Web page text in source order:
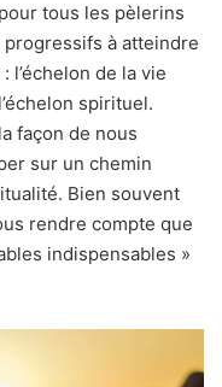
tous les pèlerins
progressifs à atteindre
l’échelon de la vie
spirituel.
façon de nous
sur un chemin
Bien souvent
rendre compte que
indispensables »